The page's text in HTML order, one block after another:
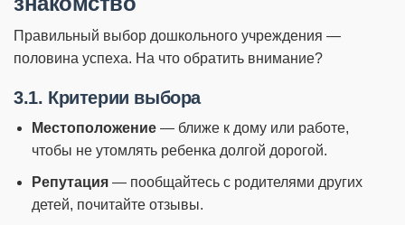
Правильный выбор дошкольного учреждения —
половина успеха. На что обратить внимание?
3.1. Критерии выбора
Местоположение — ближе к дому или работе,
чтобы не утомлять ребенка долгой дорогой.
Репутация — пообщайтесь с родителями других
детей, почитайте отзывы.